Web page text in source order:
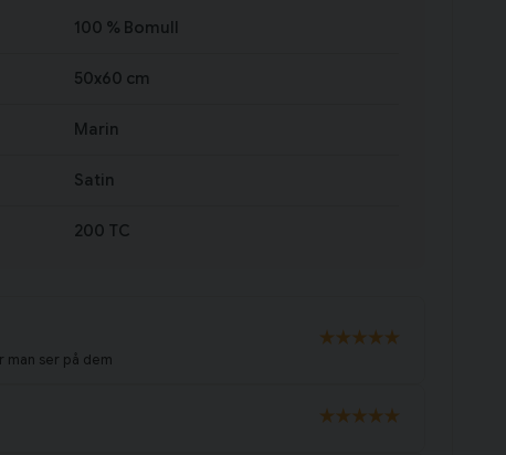
100 % Bomull
50x60 cm
Marin
Satin
200 TC
man ser på dem